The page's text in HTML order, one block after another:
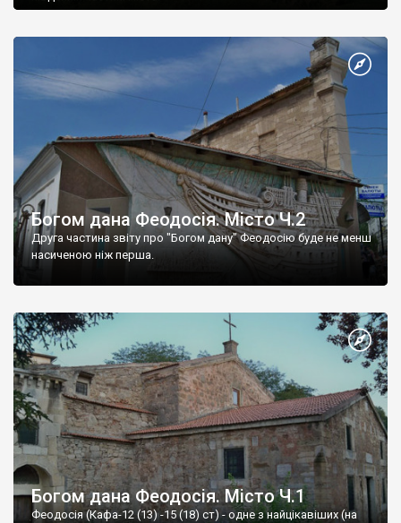
Богом дана Феодосія. Місто Ч.2
Друга частина звіту про "Богом дану" Феодосію буде не менш
насиченою ніж перша.
Богом дана Феодосія. Місто Ч.1
Феодосія (Кафа-12 (13) -15 (18) ст) - одне з найцікавіших (на